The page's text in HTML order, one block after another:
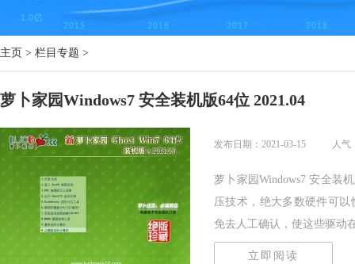
主页 > 栏目专题 >
萝卜家园Windows7 安全装机版64位 2021.04
发布日期：2021-03-15 人气
萝卜家园Windows7 安全装
压技术，绝大多数硬件可
免去人工确认，使这些驱动
立即阅读